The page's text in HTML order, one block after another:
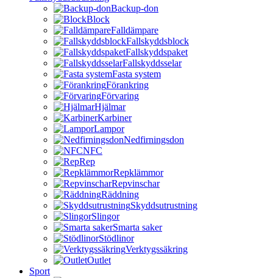
Backup-don
Block
Falldämpare
Fallskyddsblock
Fallskyddspaket
Fallskyddsselar
Fasta system
Förankring
Förvaring
Hjälmar
Karbiner
Lampor
Nedfirningsdon
NFC
Rep
Repklämmor
Repvinschar
Räddning
Skyddsutrustning
Slingor
Smarta saker
Stödlinor
Verktygssäkring
Outlet
Sport